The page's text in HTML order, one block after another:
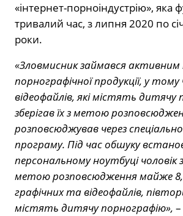
«інтернет-порноіндустрію», яка
тривалий час, з липня 2020 по
роки.
«Зловмисник займався
порнографічної продукції, у тому
відеофайлів, які містять дитячу
зберігав їх з метою
розповсюджував через
програму. Під час обшуку
персональному ноутбуці чоловік
метою розповсюдження майже
графічних та відеофайлів,
містять дитячу порнографію»,